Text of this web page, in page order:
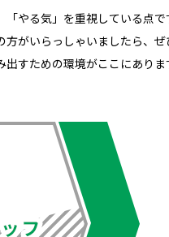
やる気」を重視している点で
がいらっしゃいましたら、ぜ
すための環境がここにありま